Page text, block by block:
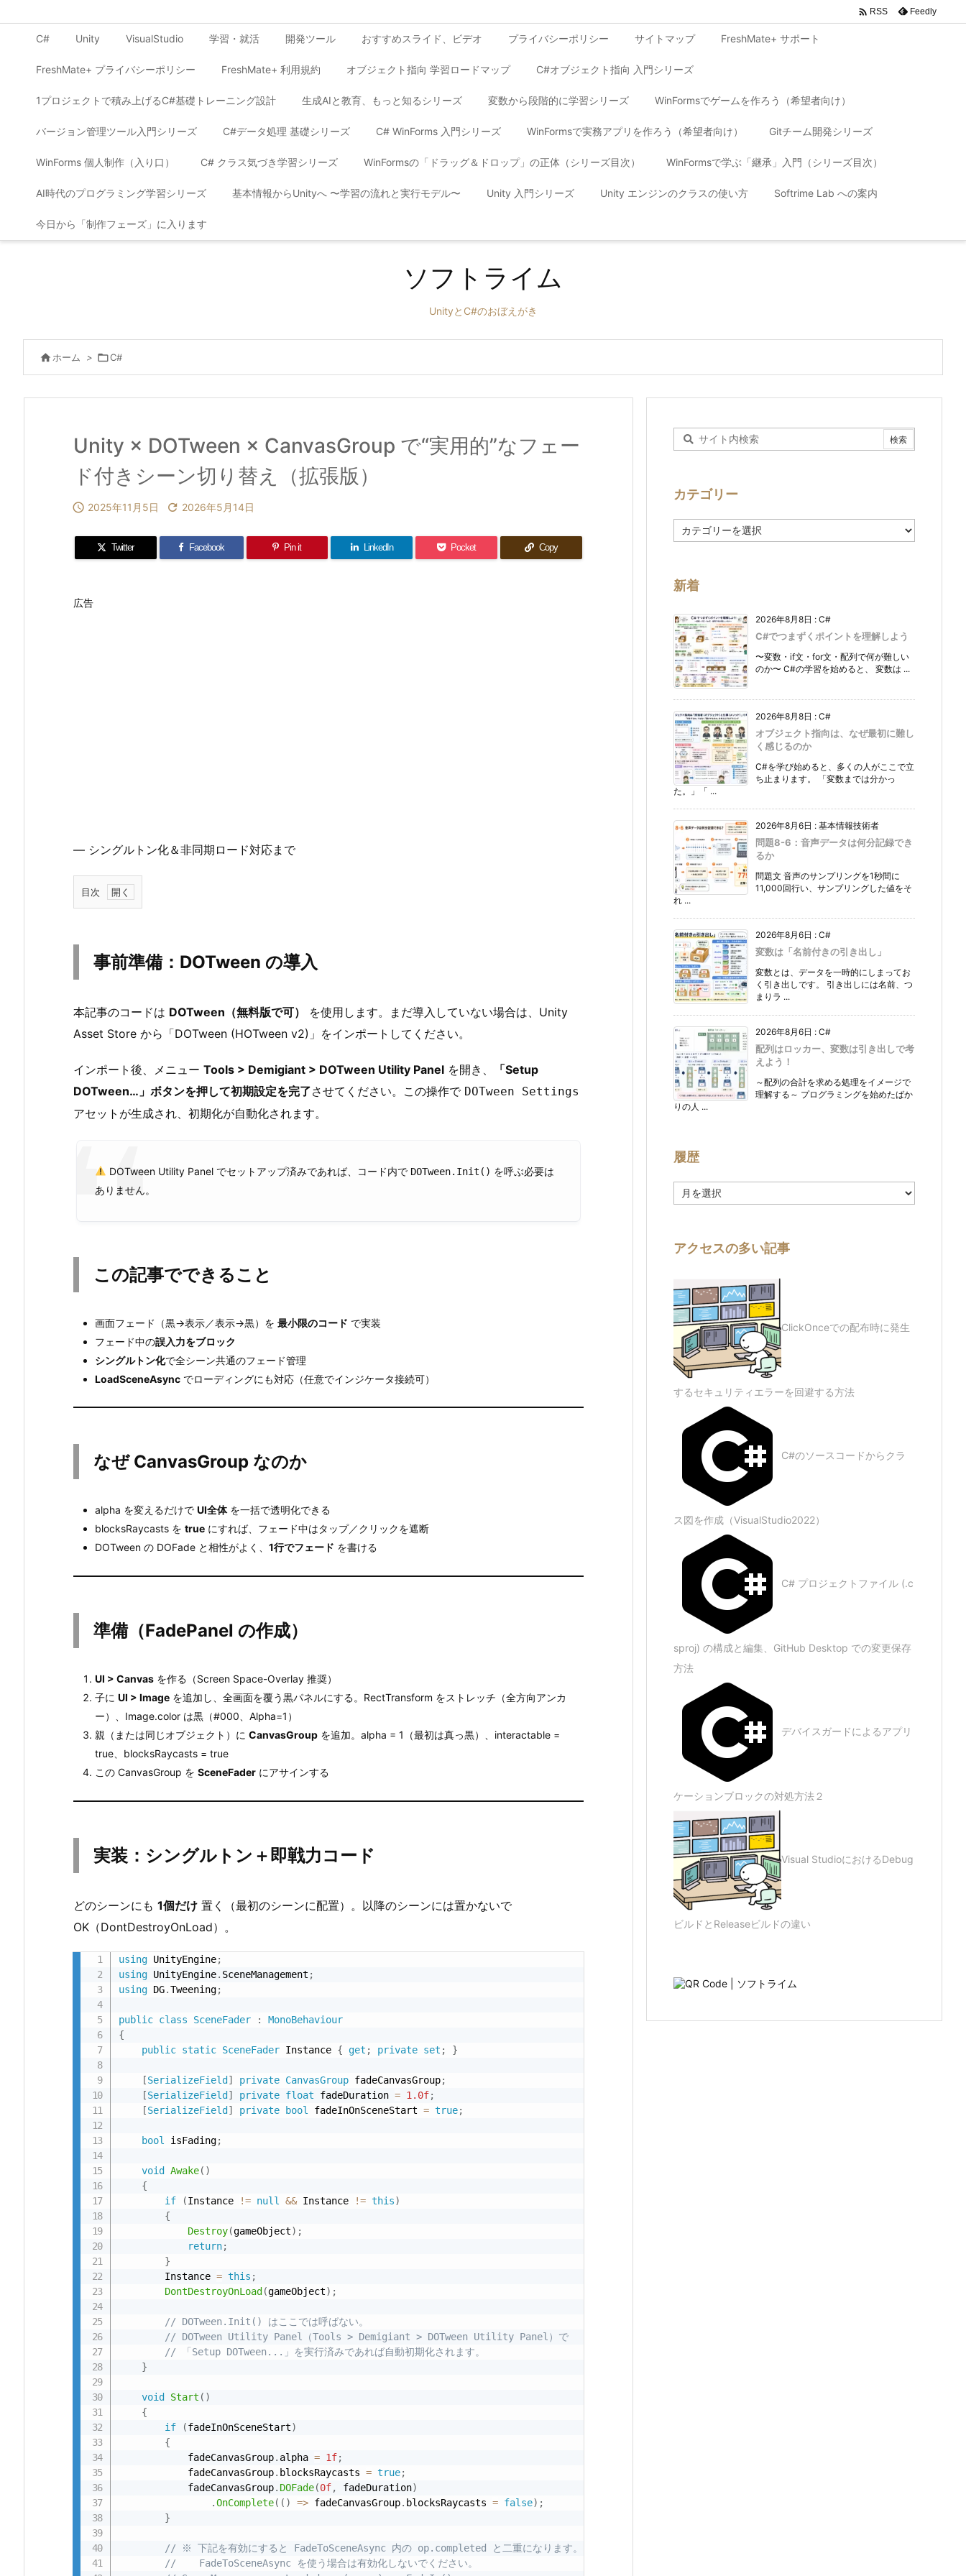
C# Unity VisualStudio 学習・就活 開発ツール おすすめスライド、ビデオ プライバシーポリシー サイトマップ FreshMate+ サポート
FreshMate+ プライバシーポリシー FreshMate+ 利用規約 オブジェクト指向 学習ロードマップ C#オブジェクト指向 入門シリーズ
1プロジェクトで積み上げるC#基礎トレーニング設計 生成AIと教育、もっと知るシリーズ 変数から段階的に学習シリーズ WinFormsでゲームを作ろう（希望者向け）
バージョン管理ツール入門シリーズ C#データ処理 基礎シリーズ C# WinForms 入門シリーズ WinFormsで実務アプリを作ろう（希望者向け） Gitチーム開発シリーズ
WinForms 個人制作（入り口） C# クラス気づき学習シリーズ WinFormsの「ドラッグ＆ドロップ」の正体（シリーズ目次） WinFormsで学ぶ「継承」入門（シリーズ目次）
AI時代のプログラミング学習シリーズ 基本情報からUnityへ 〜学習の流れと実行モデル〜 Unity 入門シリーズ Unity エンジンのクラスの使い方 Softrime Lab への案内
今日から「制作フェーズ」に入ります
 RSS Feedly
ソフトライム
UnityとC#のおぼえがき
 ホーム > C#
Unity × DOTween × CanvasGroup で“実用的”なフェー
ド付きシーン切り替え（拡張版）
 2025年11月5日  2026年5月14日
Twitter Facebook Pin it LinkedIn Pocket Copy
広告
— シングルトン化＆非同期ロード対応まで
目次
1.
準
T
e
n
入
2.
事
き
る
こ
と
C
v
u
の
か
準
備
（F
a
P
e
作
成）
5.
実
装：
シ
ン
グ
ト
ン
＋
即
戦
力
コ
ー
ド
5.
1.
こ
が
ポ
イ
ト
6.
呼
び
出
し
例
事前準備：DOTween の導入
本記事のコードは DOTween（無料版で可）
を使用します。まだ導入していない場合は、Unity
Asset Store から「DOTween (HOTween v2)」をインポートしてください。
インポート後、メニュー Tools > Demigiant > DOTween Utility Panel を開き、
「Setup
DOTween…」ボタンを押して初期設定を完了させてください。この操作で DOTween Settings
アセットが生成され、初期化が自動化されます。
DOTween Utility Panel でセットアップ済みであれば、コード内で DOTween.Init() を呼ぶ必要は
ありません。
この記事でできること
画面フェード（黒→表示／表示→黒）を 最小限のコード で実装
フェード中の誤入力をブロック
シングルトン化で全シーン共通のフェード管理
LoadSceneAsync でローディングにも対応（任意でインジケータ接続可）
なぜ CanvasGroup なのか
alpha を変えるだけで UI全体を一括で透明化できる
blocksRaycasts を true にすれば、フェード中はタップ／クリックを遮断
DOTween の DOFade と相性がよく、 1行でフェード を書ける
準備（FadePanel の作成）
UI > Canvas を作る（Screen Space-Overlay 推奨）
子に UI > Image を追加し、全画面を覆う黒パネルにする。RectTransform をストレッチ（全方向アンカ
ー）、Image.color は黒（#000、Alpha=1）
親（または同じオブジェクト）に CanvasGroup を追加。alpha = 1（最初は真っ黒）、interactable =
true、blocksRaycasts = true
この CanvasGroup を SceneFader にアサインする
実装：シングルトン＋即戦力コード
どのシーンにも 1個だけ 置く（最初のシーンに配置）。以降のシーンには置かないで
OK（DontDestroyOnLoad）。
using UnityEngine;
using UnityEngine. SceneManagement ;
using DG.Tweening;
public class SceneFader :
MonoBehaviour
{
public static SceneFader Instance { get ; private set ; }
[SerializeField ] private CanvasGroup fadeCanvasGroup;
[SerializeField ] private float fadeDuration = 1.0f;
[SerializeField ] private bool fadeInOnSceneStart = true;
bool isFading;
void Awake( )
{
if
(Instance != null && Instance != this)
{
Destroy(gameObject) ;
return;
}
        Instance
= this ;
DontDestroyOnLoad (gameObject) ;
// DOTween.Init() はここでは呼ばない。
// DOTween Utility Panel（Tools > Demigiant > DOTween Utility Panel）で
// 「Setup DOTween...」を実行済みであれば自動初期化されます。
}
void Start ( )
{
if
(fadeInOnSceneStart)
{
            fadeCanvasGroup
. alpha = 1f;
            fadeCanvasGroup
. blocksRaycasts = true;
            fadeCanvasGroup
. DOFade(0f, fadeDuration)
.OnComplete( ( ) => fadeCanvasGroup. blocksRaycasts = false) ;
}
// ※ 下記を有効にすると FadeToSceneAsync 内の op.completed と二重になります。
//    FadeToSceneAsync を使う場合は有効化しないでください。
カテゴリー
テ
ー
新着
2026年8月8日 : C#
C#でつまずくポイントを理解しよう
〜変数・if文・for文・配列で何が難しい
のか〜 C#の学習を始めると、 変数は ...
2026年8月8日 : C#
オブジェクト指向は、なぜ最初に難し
く感じるのか
C#を学び始めると、多くの人がここで立
ち止まります。 「変数までは分かっ
た。」「 ...
2026年8月6日 : 基本情報技術者
問題8-6：音声データは何分記録でき
るか
問題文 音声のサンプリングを1秒間に
11,000回行い、サンプリングした値をそ
れ ...
2026年8月6日 : C#
変数は「名前付きの引き出し」
変数とは、データを一時的にしまってお
く引き出しです。 引き出しには名前、つ
まりラ ...
2026年8月6日 : C#
配列はロッカー、変数は引き出しで考
えよう！
～配列の合計を求める処理をイメージで
理解する～ プログラミングを始めたばか
りの人 ...
履歴
歴
アクセスの多い記事
ClickOnceでの配布時に発生
するセキュリティエラーを回避する方法
C#のソースコードからクラ
ス図を作成（VisualStudio2022）
C# プロジェクトファイル (.c
sproj) の構成と編集、GitHub Desktop での変更保存
方法
デバイスガードによるアプリ
ケーションブロックの対処方法２
Visual StudioにおけるDebug
ビルドとReleaseビルドの違い